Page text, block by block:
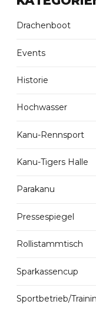
Drachenboot
Events
Historie
Hochwasser
Kanu-Rennsport
Kanu-Tigers Halle
Parakanu
Pressespiegel
Rollistammtisch
Sparkassencup
Sportbetrieb/